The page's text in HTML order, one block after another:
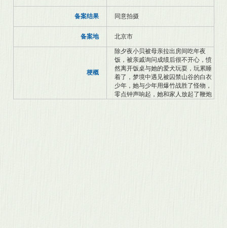
备案结果 同意拍摄
备案地 北京市
梗概
除夕夜小贝被母亲拉出房间吃年夜
饭，被亲戚询问成绩后很不开心，愤
然离开饭桌与她的爱犬玩耍，玩累睡
着了，梦境中遇见被囚禁山谷的白衣
少年，她与少年用爆竹战胜了怪物，
零点钟声响起，她和家人放起了鞭炮